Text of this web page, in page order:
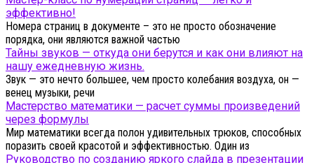
эффективно!
Номера страниц в документе – это не просто обозначение
порядка, они являются важной частью
Тайны звуков — откуда они берутся и как они влияют на
нашу ежедневную жизнь.
Звук — это нечто большее, чем просто колебания воздуха, он —
венец музыки, речи
Мастерство математики — расчет суммы произведений
через формулы
Мир математики всегда полон удивительных трюков, способных
поразить своей красотой и эффективностью. Один из
Руководство по созданию яркого слайда в презентации